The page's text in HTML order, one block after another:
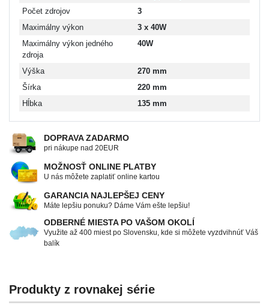
Počet zdrojov
3
Maximálny výkon
3 x 40W
Maximálny výkon jedného
zdroja
40W
Výška
270 mm
Šírka
220 mm
Hĺbka
135 mm
DOPRAVA ZADARMO
pri nákupe nad 20EUR
MOŽNOSŤ ONLINE PLATBY
U nás môžete zaplatiť online kartou
GARANCIA NAJLEPŠEJ CENY
Máte lepšiu ponuku? Dáme Vám ešte lepšiu!
ODBERNÉ MIESTA PO VAŠOM OKOLÍ
Využite až 400 miest po Slovensku, kde si môžete vyzdvihnúť Váš
balík
Produkty z rovnakej série